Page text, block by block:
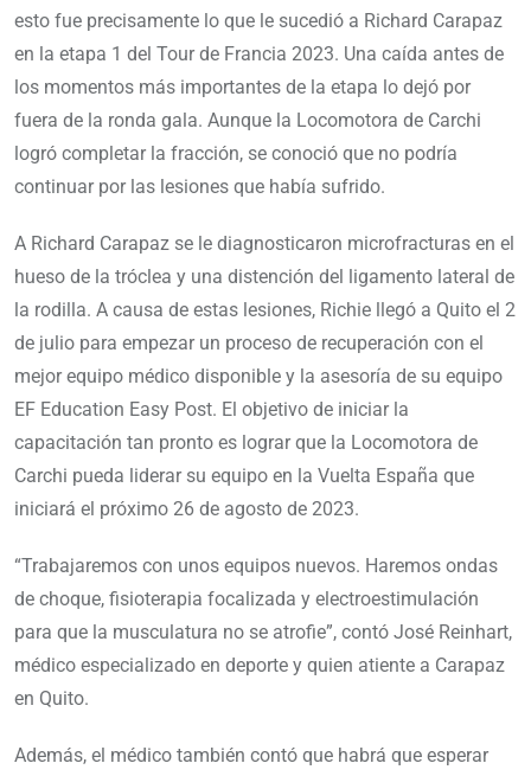
esto fue precisamente lo que le sucedió a Richard Carapaz
en la etapa 1 del Tour de Francia 2023. Una caída antes de
los momentos más importantes de la etapa lo dejó por
fuera de la ronda gala. Aunque la Locomotora de Carchi
logró completar la fracción, se conoció que no podría
continuar por las lesiones que había sufrido.
A Richard Carapaz se le diagnosticaron microfracturas en el
hueso de la tróclea y una distención del ligamento lateral de
la rodilla. A causa de estas lesiones, Richie llegó a Quito el 2
de julio para empezar un proceso de recuperación con el
mejor equipo médico disponible y la asesoría de su equipo
EF Education Easy Post. El objetivo de iniciar la
capacitación tan pronto es lograr que la Locomotora de
Carchi pueda liderar su equipo en la Vuelta España que
iniciará el próximo 26 de agosto de 2023.
“Trabajaremos con unos equipos nuevos. Haremos ondas
de choque, fisioterapia focalizada y electroestimulación
para que la musculatura no se atrofie”, contó José Reinhart,
médico especializado en deporte y quien atiente a Carapaz
en Quito.
Además, el médico también contó que habrá que esperar